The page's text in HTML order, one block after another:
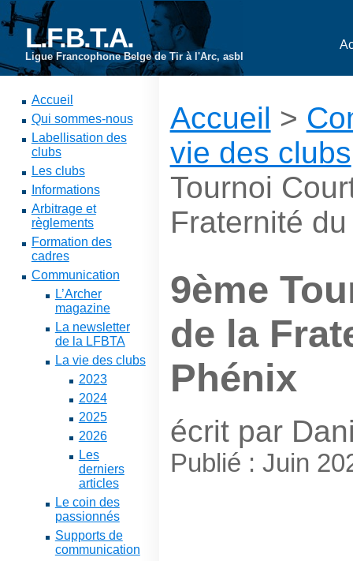
L.F.B.T.A.
Ligue Francophone Belge de Tir à l'Arc, asbl
Accueil
Qui sommes-nous
Labellisation des
clubs
Les clubs
Informations
Arbitrage et
règlements
Formation des
cadres
Communication
L’Archer
magazine
La newsletter
de la LFBTA
La vie des clubs
2023
2024
2025
2026
Les
derniers
articles
Le coin des
passionnés
Supports de
communication
Accueil >
vie des clubs
Tournoi
Fraternité
9ème
de la
Phénix
écrit par
Publié : Juin